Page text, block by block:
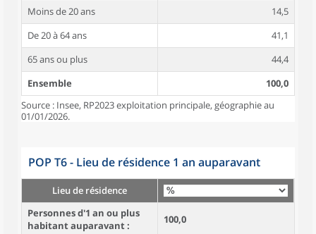
Moins de 20 ans
14,5
De 20 à 64 ans
41,1
65 ans ou plus
44,4
Ensemble
100,0
Source : Insee, RP2023 exploitation principale, géographie au
01/01/2026.
POP T6 - Lieu de résidence 1 an auparavant
Lieu de résidence
Personnes d'1 an ou plus
habitant auparavant :
100,0